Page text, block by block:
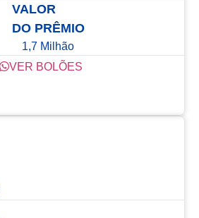
VALOR
DO PRÊMIO
1,7 Milhão
VER BOLÕES